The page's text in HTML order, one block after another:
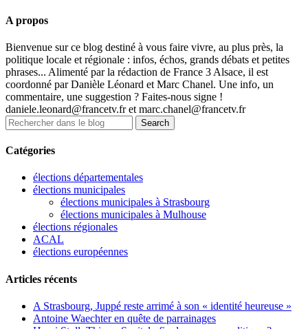
A propos
Bienvenue sur ce blog destiné à vous faire vivre, au plus près, la
politique locale et régionale : infos, échos, grands débats et petites
phrases... Alimenté par la rédaction de France 3 Alsace, il est
coordonné par Danièle Léonard et Marc Chanel. Une info, un
commentaire, une suggestion ? Faites-nous signe !
daniele.leonard@francetv.fr et marc.chanel@francetv.fr
Catégories
élections départementales
élections municipales
élections municipales à Strasbourg
élections municipales à Mulhouse
élections régionales
ACAL
élections européennes
Articles récents
A Strasbourg, Juppé reste arrimé à son « identité heureuse »
Antoine Waechter en quête de parrainages